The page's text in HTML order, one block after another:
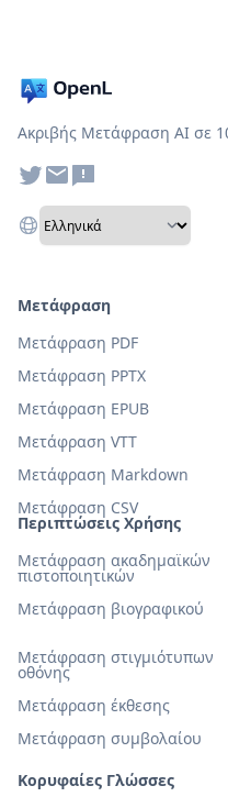
Ακριβής Μετάφραση AI σε
Περιπτώσεις Χρήσης
Μετάφραση ακαδημαϊκών
πιστοποιητικών
Μετάφραση βιογραφικού
Μετάφραση στιγμιότυπων
οθόνης
Μετάφραση έκθεσης
Μετάφραση συμβολαίου
Κορυφαίες Γλώσσες
Μετάφραση
Μετάφραση PDF
Μετάφραση PPTX
Μετάφραση EPUB
Μετάφραση VTT
Μετάφραση Markdown
Μετάφραση CSV